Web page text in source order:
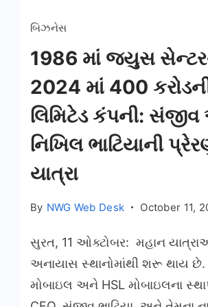
અને
સંજીવ
તેમના
પિતા
હરબંસ
ભાટિયા
બિઝનેસ
1986 માં જ્યુસ
2024 માં 400
લિમિટેડ કંપની:
નિખિલ ભાટિયાની
યાત્રા
By NWG Web Desk October 11,
સુરત, 11 ઓક્ટોબર: મહાન
અનાયાસ સ્થાનોમાંથી શરૂ થાય છે.
મોબાઇલ અને HSL મોબાઇલના